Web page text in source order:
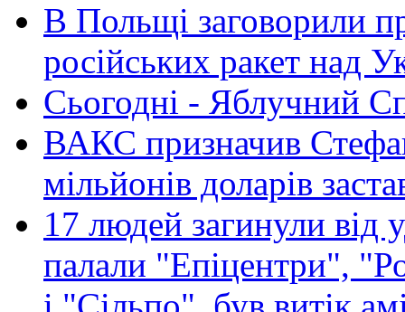
В Польщі заговорили
російських ракет над
Сьогодні - Яблучний
ВАКС призначив
мільйонів доларів
17 людей загинули від
палали "Епіцентри",